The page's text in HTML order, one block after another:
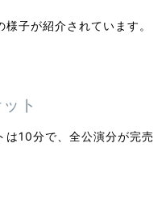
様子が紹介されています。
ト
10分で、全公演分が完売